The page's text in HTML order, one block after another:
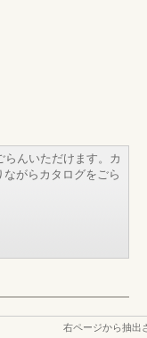
んいただけます。カ
がらカタログをごら
右ページから抽出